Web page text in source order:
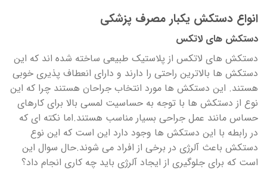
انواع دستکش یکبار مصرف پزشکی
دستکش های لاتکس
دستکش های لاتکس از پلاستیک طبیعی ساخته شده اند که این
دستکش ها بالاترین راحتی را دارند و دارای انعطاف پذیری خوبی
هستند. این دستکش ها مورد انتخاب جراحان هستند چرا که این
نوع از دستکش ها با توجه به حساسیت لمسی بالا برای کارهای
حساس مانند عمل جراحی بسیار مناسب هستند.اما نکته ای که
در رابطه با این دستکش ها وجود دارد این است که این نوع
دستکش باعث آلرژی در برخی از افراد می شوند.حال سوال این
است که برای جلوگیری از ایجاد آلرژی باید چه کاری انجام داد؟